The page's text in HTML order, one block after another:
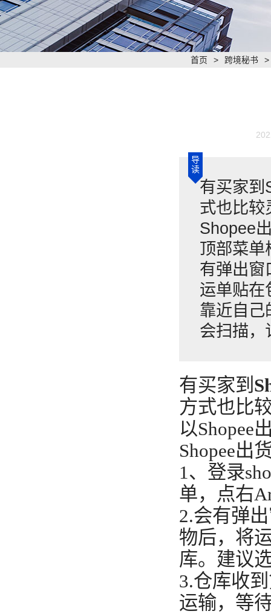
首页 > 跨境秘书 >
导
读
有买家到
式也比较
Shopee
顶部菜单
有弹出窗
运单贴在
靠近自己
会扫描，
有买家到
方式也比
以Shopee
Shopee出
1、登录
单，点右
2.会有弹
物后，将
库。建议
3.仓库收
运输，等